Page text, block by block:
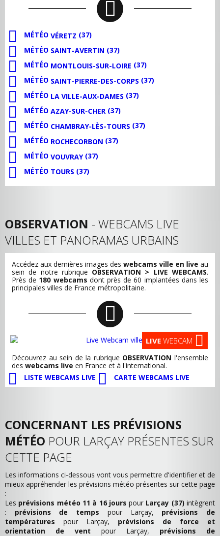
MÉTÉO VÉRETZ (37)
MÉTÉO SAINT-AVERTIN (37)
MÉTÉO MONTLOUIS-SUR-LOIRE (37)
MÉTÉO SAINT-PIERRE-DES-CORPS (37)
MÉTÉO LA VILLE-AUX-DAMES (37)
MÉTÉO AZAY-SUR-CHER (37)
MÉTÉO CHAMBRAY-LÈS-TOURS (37)
MÉTÉO ROCHECORBON (37)
MÉTÉO VOUVRAY (37)
MÉTÉO TOURS (37)
OBSERVATION - WEBCAMS LIVE
VILLES ET PANORAMAS URBAINS
Accédez aux dernières images des webcams ville en live au
sein de notre rubrique OBSERVATION > LIVE WEBCAMS.
Près de 180 webcams dont près de 60 implantées dans les
principales villes de France métropolitaine.
LIVE WEBCAM
Découvrez au sein de la rubrique OBSERVATION l'ensemble
des webcams live en France et à l'international.
LISTE WEBCAMS LIVE
CARTE WEBCAMS LIVE
CONCERNANT LES PRÉVISIONS
MÉTÉO POUR LARÇAY PRÉSENTES SUR
CETTE PAGE
Les informations ci-dessous vont vous permettre d'identifier et de
mieux appréhender les prévisions météo présentes sur cette page
:
Les prévisions météo 11 à 16 jours pour Larçay (37) intègrent
: prévisions de temps pour Larçay, prévisions de
températures pour Larçay, prévisions de force et
orientation de vent pour Larçay, prévisions de